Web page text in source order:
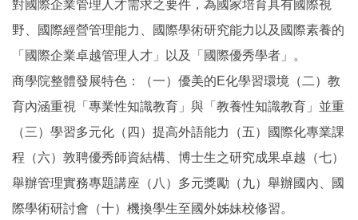
對國際企業管理人才需求之要件，為國家培育具有國際視
野、國際經營管理能力、國際學術研究能力以及國際素養的
「國際企業卓越管理人才」以及「國際優秀學者」。
商學院整體發展特色：（一）優美的E化學習環境（二）教
育內涵重視「專業性知識教育」與「教養性知識教育」並重
（三）學習多元化（四）提高外語能力（五）國際化專業課
程（六）敦聘優秀師資結構、博士生之研究成果卓越（七）
舉辦管理實務專題講座（八）多元獎勵（九）舉辦國內、國
際學術研討會（十）機換學生至國外姊妹校修習。